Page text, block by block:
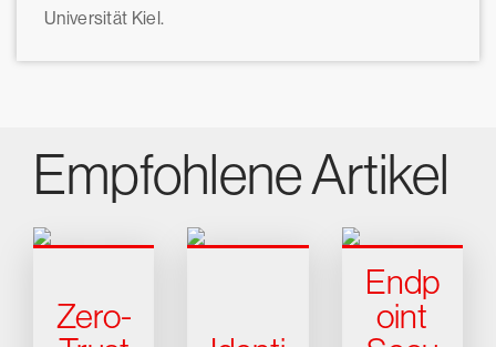
Universität Kiel.
Empfohlene Artikel
Zero-
Endp
oint